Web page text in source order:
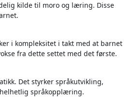
kilde til moro og læring. Disse
i kompleksitet i takt med at barnet
fra dette settet med det første.
Det styrker språkutvikling,
språkopplæring.